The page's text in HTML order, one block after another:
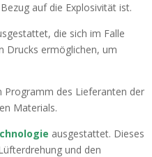
auf die Explosivität ist.
die sich im Falle
Drucks ermöglichen, um
Programm des Lieferanten der
Materials.
ausgestattet. Dieses
und den